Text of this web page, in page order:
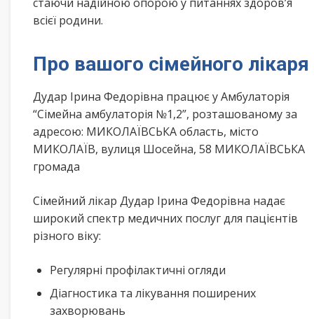
всієї родини.
Про вашого сімейного лікаря
Дудар Ірина Федорівна працює у Амбулаторія
“Сімейна амбулаторія №1,2”, розташованому за
адресою: МИКОЛАЇВСЬКА область, місто
МИКОЛАЇВ, вулиця Шосейна, 58 МИКОЛАЇВСЬКА
громада
Сімейний лікар Дудар Ірина Федорівна надає
широкий спектр медичних послуг для пацієнтів
різного віку:
Регулярні профілактичні огляди
Діагностика та лікування поширених
захворювань